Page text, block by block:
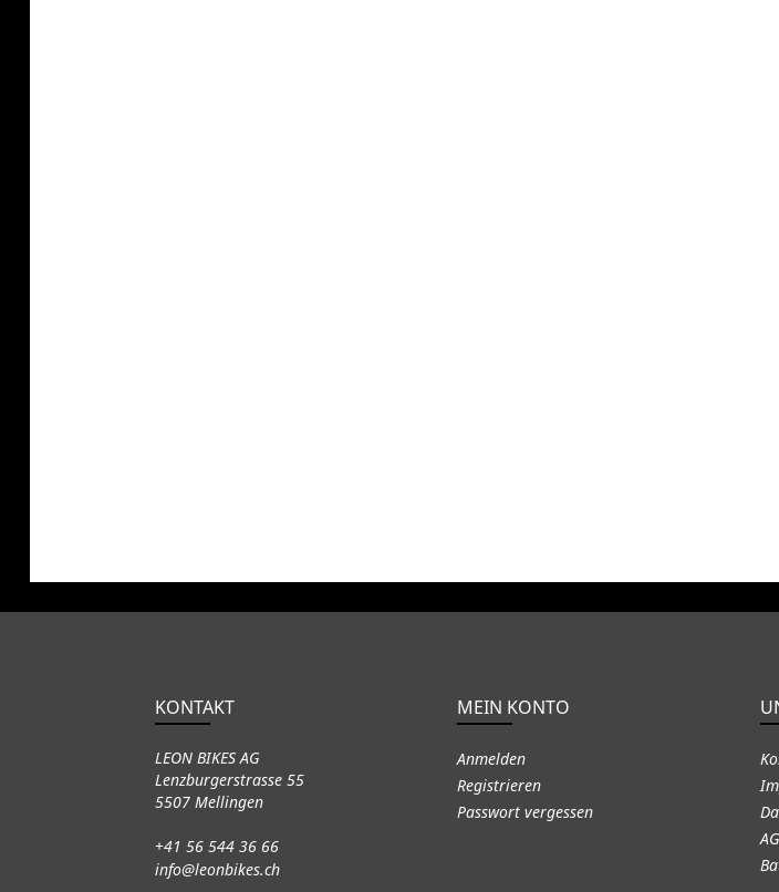
KONTAKT
LEON BIKES AG
Lenzburgerstrasse 55
5507 Mellingen
+41 56 544 36 66
info@leonbikes.ch
MEIN KONTO
Anmelden
Registrieren
Passwort vergessen